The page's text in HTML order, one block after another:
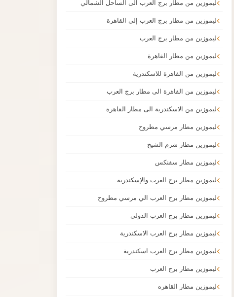
ليموزين من مطار برج العرب الى الساحل الشمالي
ليموزين من مطار برج العرب إلى القاهرة
ليموزين من مطار برج العرب
ليموزين من مطار القاهرة
ليموزين من القاهرة للاسكندرية
ليموزين من القاهرة الى مطار برج العرب
ليموزين من الاسكندرية الى مطار القاهرة
ليموزين مطار مرسي مطروح
ليموزين مطار شرم الشيخ
ليموزين مطار سفنكس
ليموزين مطار برج العرب والإسكندرية
ليموزين مطار برج العرب الي مرسي مطروح
ليموزين مطار برج العرب الدولي
ليموزين مطار برج العرب الاسكندرية
ليموزين مطار برج العرب اسكندرية
ليموزين مطار برج العرب
ليموزين مطار القاهره